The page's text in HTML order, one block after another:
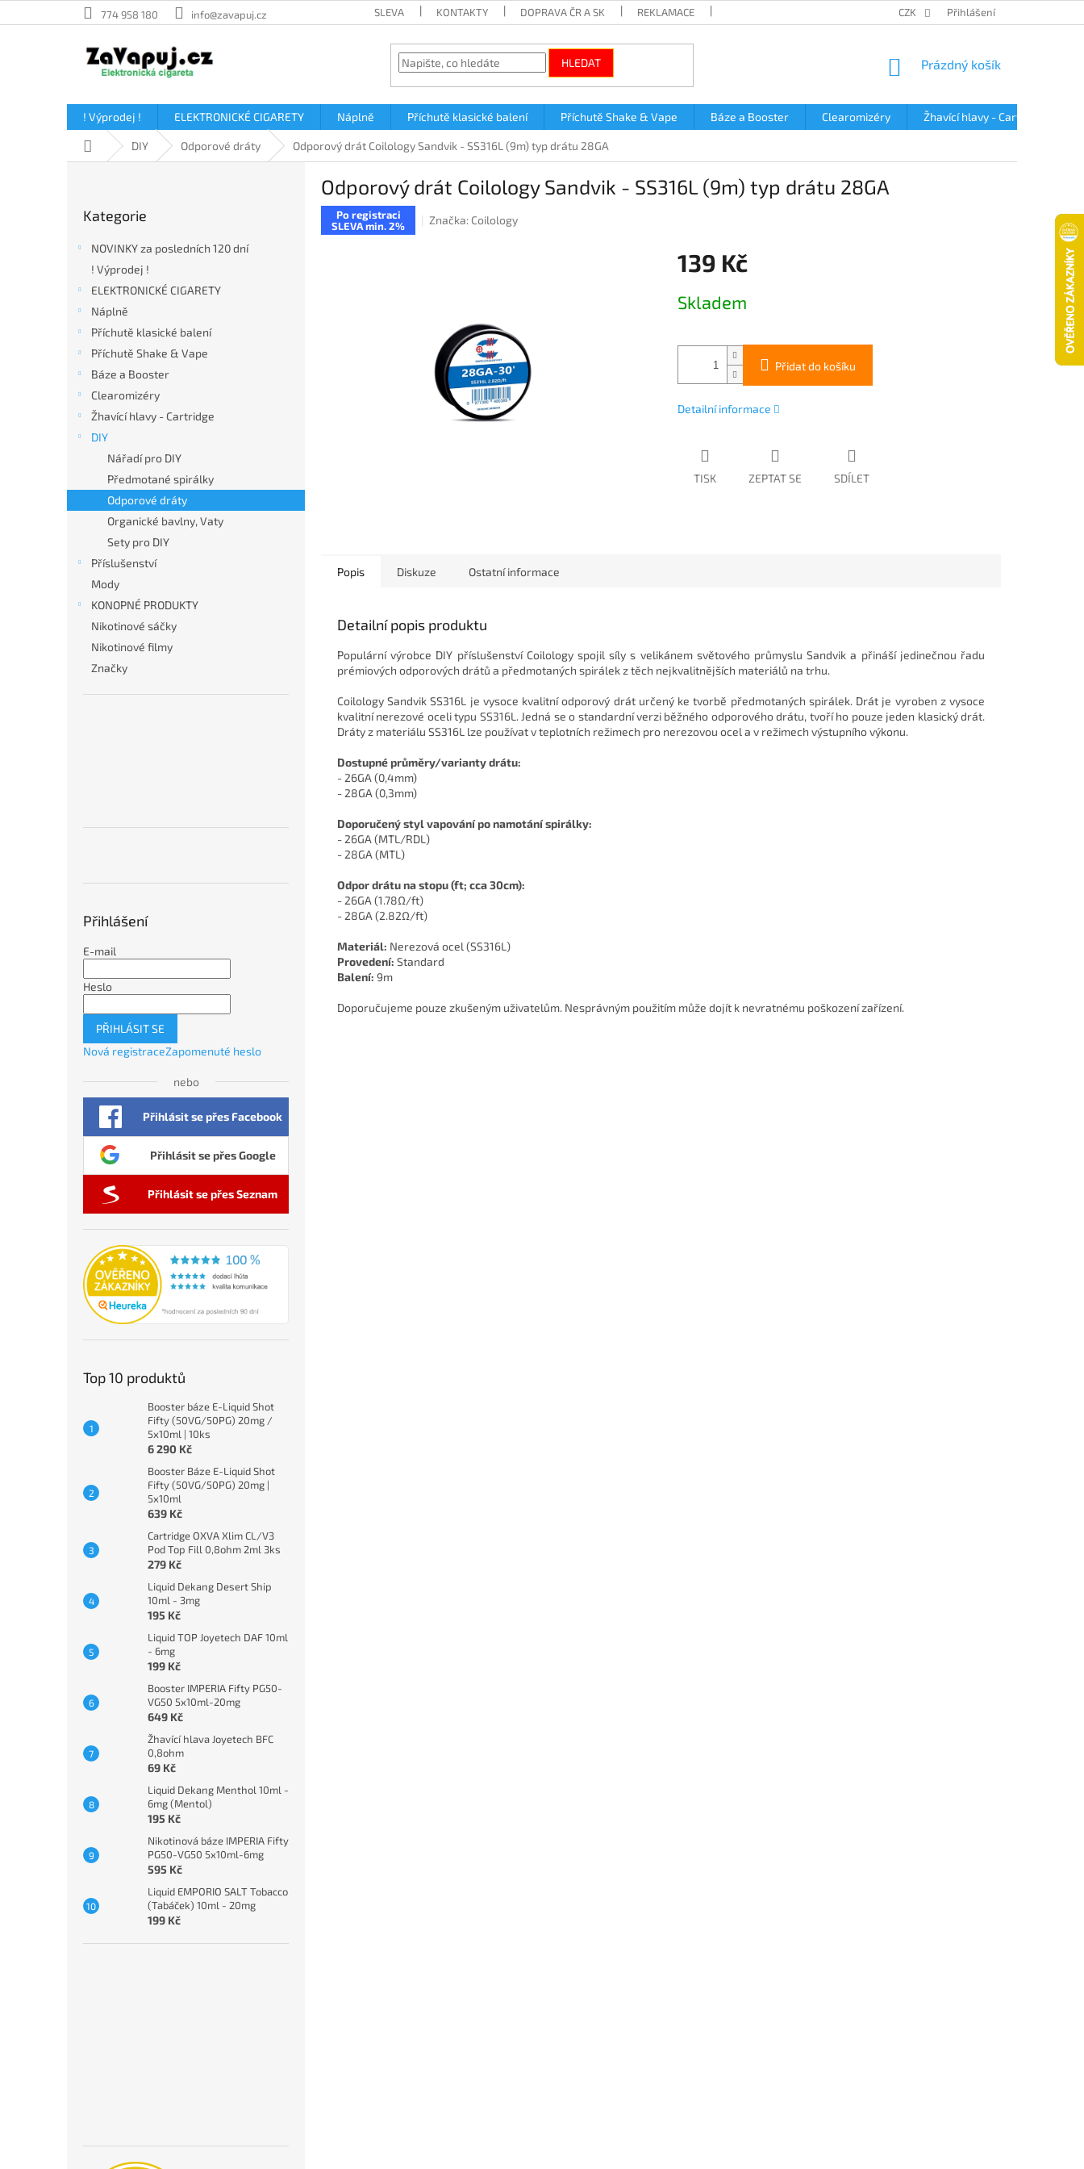
na
774 958 180 info@zavapuj.cz SLEVA KONTAKTY DOPRAVA ČR A SK REKLAMACE PODMÍNKY OCHRANY OSOBNÍCH ÚDAJŮ
CZK Přihlášení
HLEDAT
NÁKUPNÍ
Prázdný košík
! Výprodej ! ELEKTRONICKÉ CIGARETY Náplně Příchutě klasické balení Příchutě Shake & Vape Báze a Booster Clearomizéry Žhavící hlavy - Cartridge
Domů DIY Odporové dráty Odporový drát Coilology Sandvik - SS316L (9m) typ drátu 28GA
kategorie
Kategorie
NOVINKY za posledních 120 dní
! Výprodej !
ELEKTRONICKÉ CIGARETY
Náplně
Příchutě klasické balení
Příchutě Shake & Vape
Báze a Booster
Clearomizéry
Žhavící hlavy - Cartridge
DIY
Nářadí pro DIY
Předmotané spirálky
Odporové dráty
Organické bavlny, Vaty
Sety pro DIY
Příslušenství
Mody
KONOPNÉ PRODUKTY
Nikotinové sáčky
Nikotinové filmy
Značky
Přihlášení
E-mail
Heslo
PŘIHLÁSIT SE
Nová registraceZapomenuté heslo
nebo
Přihlásit se přes Facebook
Přihlásit se přes Google
Přihlásit se přes Seznam
Top 10 produktů
Booster báze E-Liquid Shot
Fifty (50VG/50PG) 20mg /
5x10ml | 10ks
6 290 Kč
Booster Báze E-Liquid Shot
Fifty (50VG/50PG) 20mg |
5x10ml
639 Kč
Cartridge OXVA Xlim CL/V3
Pod Top Fill 0,8ohm 2ml 3ks
279 Kč
Liquid Dekang Desert Ship
10ml - 3mg
195 Kč
Liquid TOP Joyetech DAF 10ml
- 6mg
199 Kč
Booster IMPERIA Fifty PG50-
VG50 5x10ml-20mg
649 Kč
Žhavící hlava Joyetech BFC
0,8ohm
69 Kč
Liquid Dekang Menthol 10ml -
6mg (Mentol)
195 Kč
Nikotinová báze IMPERIA Fifty
PG50-VG50 5x10ml-6mg
595 Kč
Liquid EMPORIO SALT Tobacco
(Tabáček) 10ml - 20mg
199 Kč
Odporový drát Coilology Sandvik - SS316L (9m) typ drátu 28GA
Po registraci
SLEVA min. 2%
Značka: Coilology
139 Kč
cena:
Skladem
Přidat do košíku
Detailní informace
TISK ZEPTAT SE SDÍLET
Popis Diskuze Ostatní informace
Detailní popis produktu
Populární výrobce DIY příslušenství Coilology spojil síly s velikánem světového průmyslu Sandvik a přináší jedinečnou řadu
prémiových odporových drátů a předmotaných spirálek z těch nejkvalitnějších materiálů na trhu.
Coilology Sandvik SS316L je vysoce kvalitní odporový drát určený ke tvorbě předmotaných spirálek. Drát je vyroben z vysoce
kvalitní nerezové oceli typu SS316L. Jedná se o standardní verzi běžného odporového drátu, tvoří ho pouze jeden klasický drát.
Dráty z materiálu SS316L lze používat v teplotních režimech pro nerezovou ocel a v režimech výstupního výkonu.
Dostupné průměry/varianty drátu:
- 26GA (0,4mm)
- 28GA (0,3mm)
Doporučený styl vapování po namotání spirálky:
- 26GA (MTL/RDL)
- 28GA (MTL)
Odpor drátu na stopu (ft; cca 30cm):
- 26GA (1.78Ω/ft)
- 28GA (2.82Ω/ft)
Materiál: Nerezová ocel (SS316L)
Provedení: Standard
Balení: 9m
Doporučujeme pouze zkušeným uživatelům. Nesprávným použitím může dojít k nevratnému poškození zařízení.